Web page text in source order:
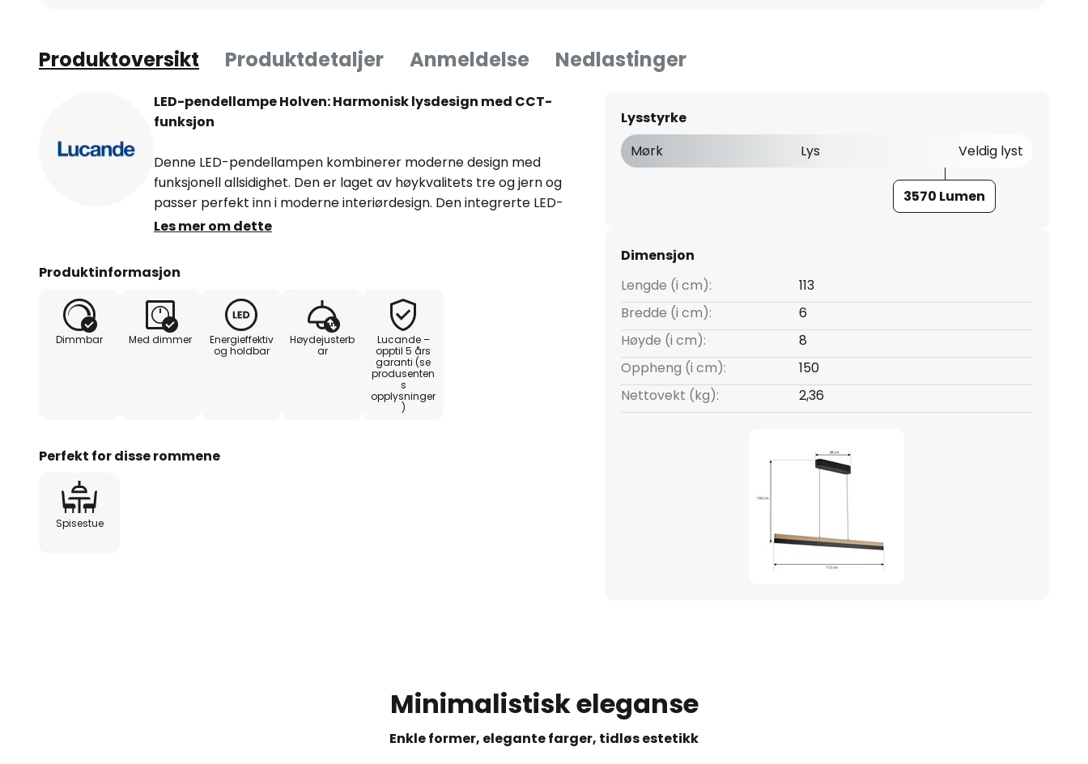
Produktoversikt Produktdetaljer Anmeldelse Nedlastinger
LED-pendellampe Holven: Harmonisk lysdesign med CCT-
funksjon
Denne LED-pendellampen kombinerer moderne design med
funksjonell allsidighet. Den er laget av høykvalitets tre og jern og
passer perfekt inn i moderne interiørdesign. Den integrerte LED-
lyskilden gir energibesparende lys som kan tilpasses i forskjellige
CCT-funksjonen.
Spesielt verdt å nevne er lampens høydejusterbarhet, som gjør
det mulig å tilpasse den optimalt til forskjellige romhøyder og
bruksscenarier. Dimbarheten i tre trinn via den vanlige
veggbryteren gir ekstra kontroll over lysintensiteten, slik at du
kan skape både koselige og produktive atmosfærer.
Les mer om dette
Produktinformasjon
Dimmbar Med dimmer
Energieffektiv
og holdbar
Høydejusterb
ar
Lucande –
opptil 5 års
garanti (se
produsenten
s
opplysninger
)
Perfekt for disse rommene
Spisestue
Lysstyrke
Mørk
Lys Veldig lyst
3570 Lumen
Dimensjon
Lengde (i cm):
113
Bredde (i cm):
6
Høyde (i cm):
8
Oppheng (i cm):
150
Nettovekt (kg):
2,36
Minimalistisk eleganse
Enkle former, elegante farger, tidløs estetikk